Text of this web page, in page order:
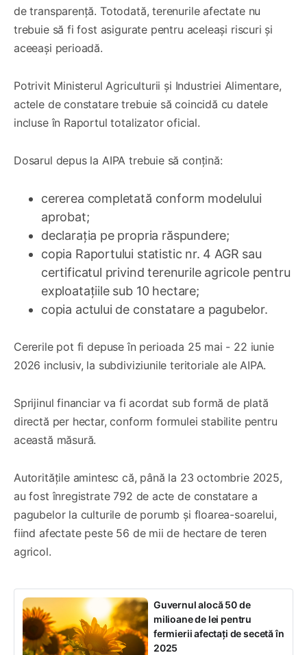
de transparență. Totodată, terenurile afectate nu
trebuie să fi fost asigurate pentru aceleași riscuri și
aceeași perioadă.
Potrivit Ministerul Agriculturii și Industriei Alimentare,
actele de constatare trebuie să coincidă cu datele
incluse în Raportul totalizator oficial.
Dosarul depus la AIPA trebuie să conțină:
cererea completată conform modelului
aprobat;
declarația pe propria răspundere;
copia Raportului statistic nr. 4 AGR sau
certificatul privind terenurile agricole pentru
exploatațiile sub 10 hectare;
copia actului de constatare a pagubelor.
Cererile pot fi depuse în perioada 25 mai - 22 iunie
2026 inclusiv, la subdiviziunile teritoriale ale AIPA.
Sprijinul financiar va fi acordat sub formă de plată
directă per hectar, conform formulei stabilite pentru
această măsură.
Autoritățile amintesc că, până la 23 octombrie 2025,
au fost înregistrate 792 de acte de constatare a
pagubelor la culturile de porumb și floarea-soarelui,
fiind afectate peste 56 de mii de hectare de teren
agricol.
Guvernul alocă 50 de
milioane de lei pentru
fermierii afectați de secetă în
2025